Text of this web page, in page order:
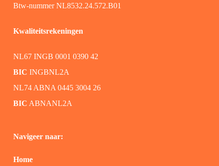
Btw-nummer NL8532.24.572.B01
Kwaliteitsrekeningen
NL67 INGB 0001 0390 42
BIC INGBNL2A
NL74 ABNA 0445 3004 26
BIC ABNANL2A
Navigeer naar:
Home